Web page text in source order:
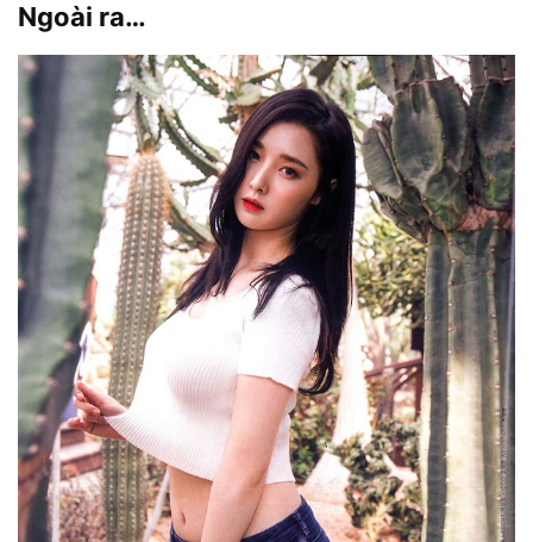
Ngoài ra…